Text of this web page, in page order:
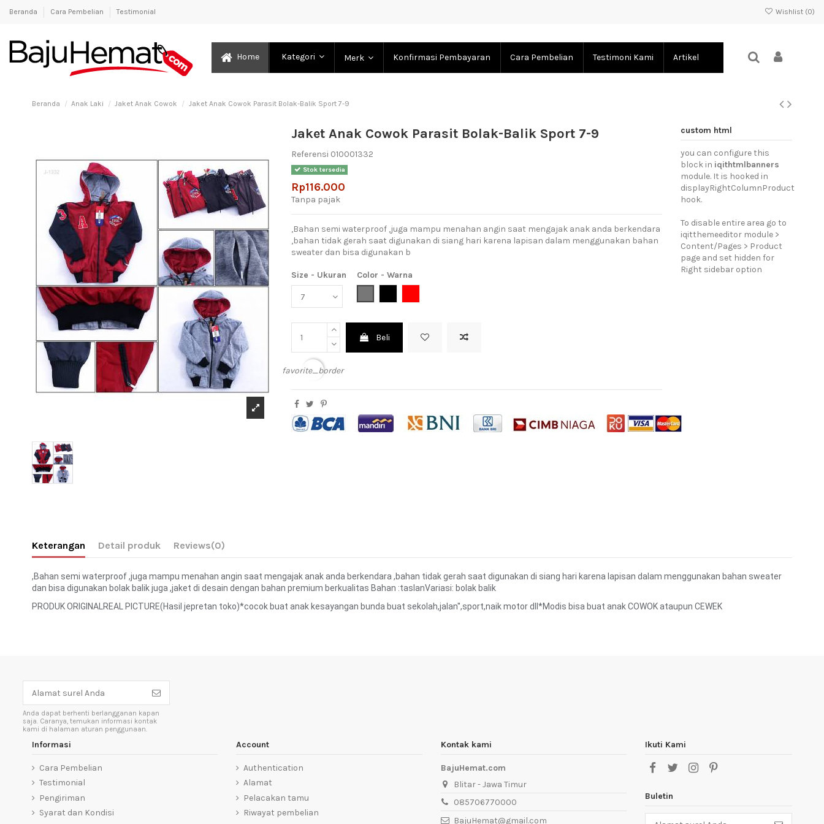
Beranda Cara Pembelian Testimonial Wishlist (0)
Home Kategori Merk Konfirmasi Pembayaran Cara Pembelian Testimoni Kami Artikel
Beranda Anak Laki Jaket Anak Cowok Jaket Anak Cowok Parasit Bolak-Balik Sport 7-9
Jaket Anak Cowok Parasit Bolak-Balik Sport 7-9
Referensi 010001332
Stok tersedia
Rp116.000
Tanpa pajak
,Bahan semi waterproof ,juga mampu menahan angin saat mengajak anak anda berkendara
,bahan tidak gerah saat digunakan di siang hari karena lapisan dalam menggunakan bahan
sweater dan bisa digunakan b
Size - Ukuran
Color - Warna
Beli
favorite_border
custom html
you can configure this
block in iqithtmlbanners
module. It is hooked in
displayRightColumnProduct
hook.
To disable entire area go to
iqitthemeeditor module >
Content/Pages > Product
page and set hidden for
Right sidebar option
Keterangan Detail produk Reviews(0)
,Bahan semi waterproof ,juga mampu menahan angin saat mengajak anak anda berkendara ,bahan tidak gerah saat digunakan di siang hari karena lapisan dalam menggunakan bahan sweater
dan bisa digunakan bolak balik juga ,jaket di desain dengan bahan premium berkualitas Bahan :taslanVariasi: bolak balik
PRODUK ORIGINALREAL PICTURE(Hasil jepretan toko)*cocok buat anak kesayangan bunda buat sekolah,jalan'',sport,naik motor dll*Modis bisa buat anak COWOK ataupun CEWEK
Anda dapat berhenti berlangganan kapan
saja. Caranya, temukan informasi kontak
kami di halaman aturan penggunaan.
Informasi
Cara Pembelian
Testimonial
Pengiriman
Syarat dan Kondisi
Account
Authentication
Alamat
Pelacakan tamu
Riwayat pembelian
Kontak kami
BajuHemat.com
Blitar - Jawa Timur
085706770000
BajuHemat@gmail.com
Ikuti Kami
Buletin